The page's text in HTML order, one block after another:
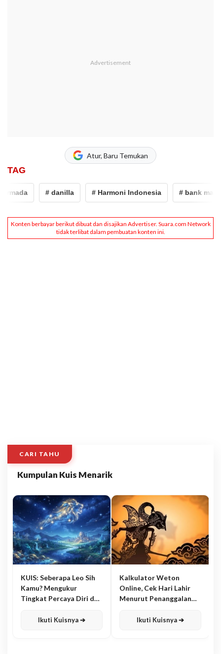
Atur, Baru Temukan
TAG
# danilla # Harmoni Indonesia # bank mandiri
CARI TAHU
Kumpulan Kuis Menarik
KUIS: Seberapa Leo Sih
Kamu? Mengukur
Tingkat Percaya Diri dan
Ikuti Kuisnya ➔
Kalkulator Weton
Online, Cek Hari Lahir
Menurut Penanggalan
Ikuti Kuisnya ➔